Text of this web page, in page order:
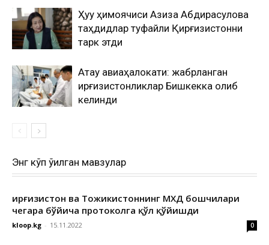
Ҳуқуқ ҳимоячиси Азиза Абдирасулова
таҳдидлар туфайли Қирғизистонни
тарк этди
Ақтау авиаҳалокати: жабрланган
қирғизистонликлар Бишкекка олиб
келинди
Энг кўп ўқилган мавзулар
Қирғизистон ва Тожикистоннинг МХДҚ бошчилари
чегара бўйича протоколга қўл қўйишди
kloop.kg - 15.11.2022 0